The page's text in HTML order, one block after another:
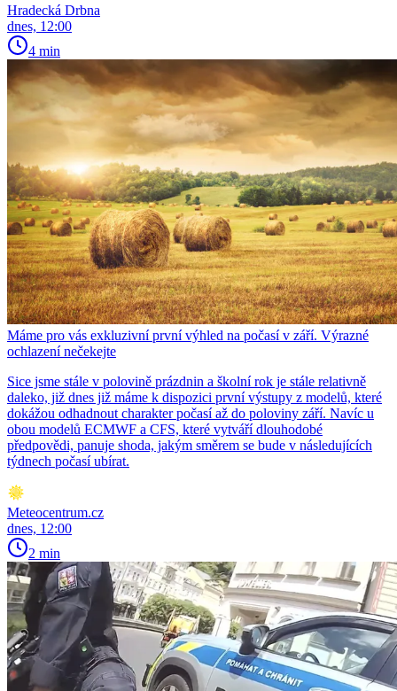
Hradecká Drbna
dnes, 12:00
4 min
Máme pro vás exkluzivní první výhled na počasí v září. Výrazné
ochlazení nečekejte
Sice jsme stále v polovině prázdnin a školní rok je stále relativně
daleko, již dnes již máme k dispozici první výstupy z modelů, které
dokážou odhadnout charakter počasí až do poloviny září. Navíc u
obou modelů ECMWF a CFS, které vytváří dlouhodobé
předpovědi, panuje shoda, jakým směrem se bude v následujících
týdnech počasí ubírat.
Meteocentrum.cz
dnes, 12:00
2 min